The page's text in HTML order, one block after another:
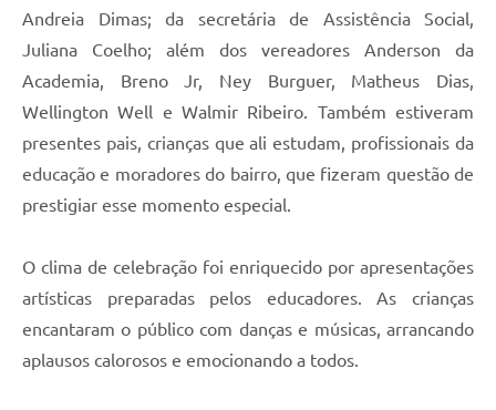
Andreia Dimas; da secretária de Assistência Social,
Juliana Coelho; além dos vereadores Anderson da
Academia, Breno Jr, Ney Burguer, Matheus Dias,
Wellington Well e Walmir Ribeiro. Também estiveram
presentes pais, crianças que ali estudam, profissionais da
educação e moradores do bairro, que fizeram questão de
prestigiar esse momento especial.
O clima de celebração foi enriquecido por apresentações
artísticas preparadas pelos educadores. As crianças
encantaram o público com danças e músicas, arrancando
aplausos calorosos e emocionando a todos.